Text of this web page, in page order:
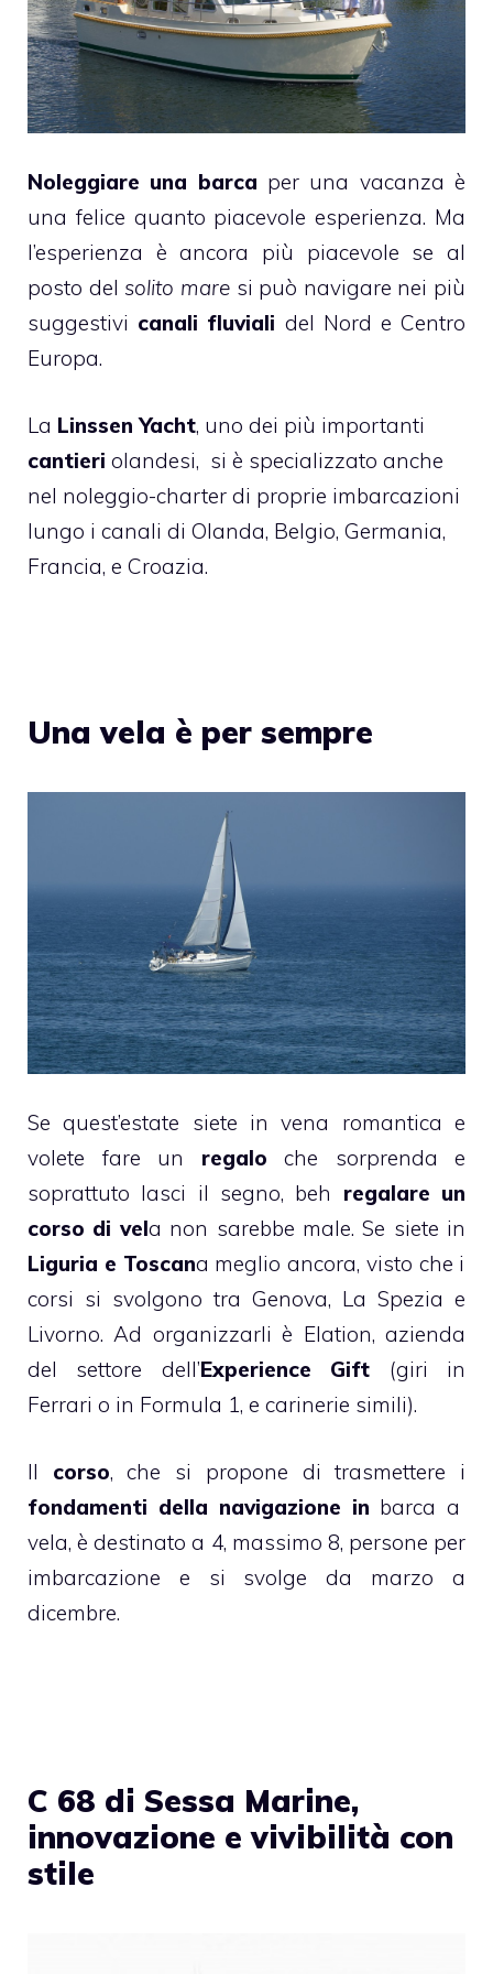
Noleggiare una barca per una vacanza è
una felice quanto piacevole esperienza. Ma
l’esperienza è ancora più piacevole se al
posto delsolito mare si può navigare nei più
suggestivi canali fluviali del Nord e Centro
Europa.
La Linssen Yacht, uno dei più importanti
cantieri olandesi, si è specializzato anche
nel noleggio-charter di proprie imbarcazioni
lungo i canali di Olanda, Belgio, Germania,
Francia, e Croazia.
Una vela è per sempre
Se quest’estate siete in vena romantica e
volete fare un regalo che sorprenda e
soprattuto lasci il segno, beh regalare un
corso di vela non sarebbe male. Se siete in
Liguria e Toscana meglio ancora, visto che i
corsi si svolgono tra Genova, La Spezia e
Livorno. Ad organizzarli è Elation, azienda
del settore dell’Experience Gift
(giri in
Ferrari o in Formula 1, e carinerie simili).
Il corso, che si propone di trasmettere i
fondamenti della navigazione in barca a
vela, è destinato a 4, massimo 8, persone per
imbarcazione e si svolge da marzo a
dicembre.
C 68 di Sessa Marine,
innovazione e vivibilità con
stile